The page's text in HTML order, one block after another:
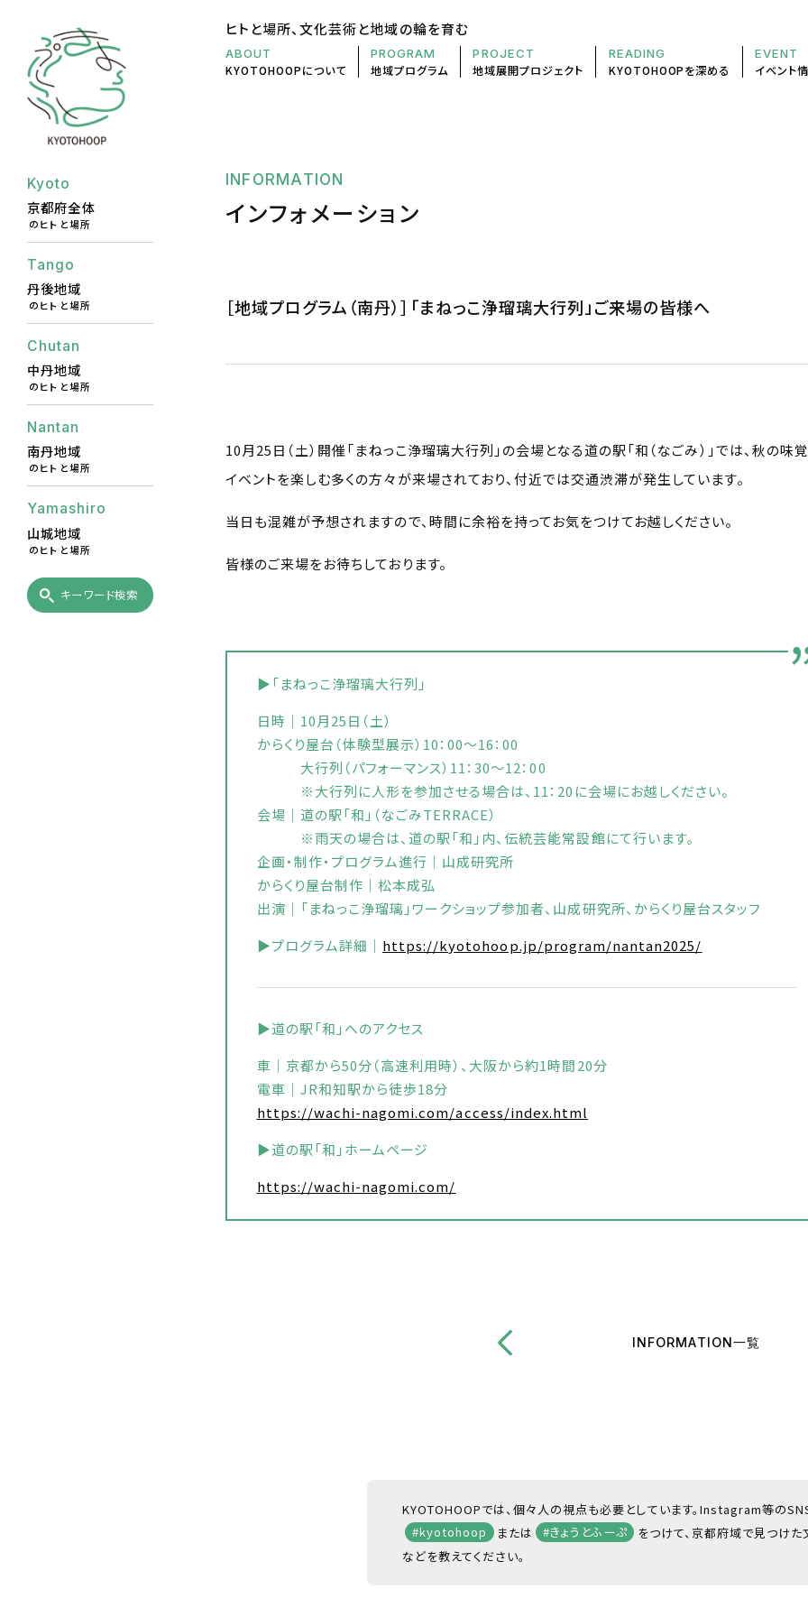
Kyoto
京都府全体
のヒトと場所
Tango
丹後地域
のヒトと場所
Chutan
中丹地域
のヒトと場所
Nantan
南丹地域
のヒトと場所
Yamashiro
山城地域
のヒトと場所
キーワード検索
ヒトと場所、文化芸術と地域の輪を育む
ABOUT
KYOTOHOOPについて
PROGRAM
地域プログラム
PROJECT
地域展開プロジェクト
READING
KYOTOHOOPを深める
EVENT
イベント
INFORMATION
インフォメーション
［地域プログラム（南丹）］「まねっこ浄瑠璃大行列」ご来場の皆様へ
10月25日（土）開催「まねっこ浄瑠璃大行列」の会場となる道の駅「和（なごみ）」では、秋の味
イベントを楽しむ多くの方々が来場されており、付近では交通渋滞が発生しています。
当日も混雑が予想されますので、時間に余裕を持ってお気をつけてお越しください。
皆様のご来場をお待ちしております。
▶「まねっこ浄瑠璃大行列」
日時｜10月25日（土）
からくり屋台（体験型展示）10：00～16：00
大行列（パフォーマンス）11：30～12：00
※大行列に人形を参加させる場合は、11：20に会場にお越しください。
会場｜道の駅「和」（なごみTERRACE）
※雨天の場合は、道の駅「和」内、伝統芸能常設館にて行います。
企画・制作・プログラム進行｜山成研究所
からくり屋台制作｜松本成弘
出演｜「まねっこ浄瑠璃」ワークショップ参加者、山成研究所、からくり屋台スタッフ
▶プログラム詳細｜ https://kyotohoop.jp/program/nantan2025/
▶道の駅「和」へのアクセス
車｜京都から50分（高速利用時）、大阪から約1時間20分
電車｜JR和知駅から徒歩18分
https://wachi-nagomi.com/access/index.html
▶道の駅「和」ホームページ
https://wachi-nagomi.com/
INFORMATION一覧
KYOTOHOOPでは、個々人の視点も必要としています。Instagram等の
#kyotohoop
または #きょうとふーぷ
をつけて、京都府域で見つけ
などを教えてください。